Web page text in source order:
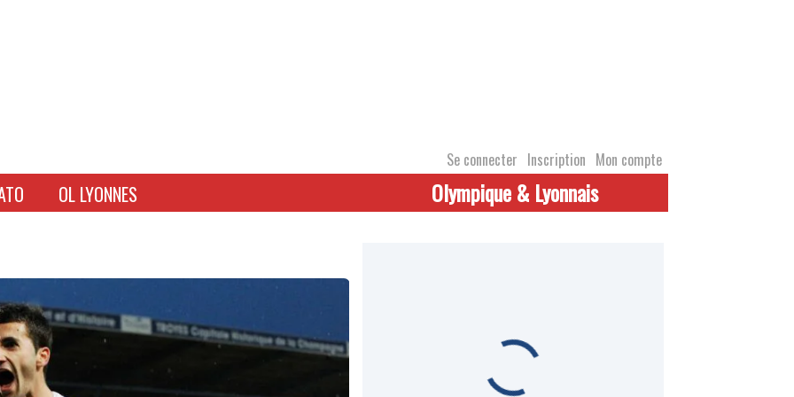
Se connecter Inscription Mon compte
OL LYONNES Olympique & Lyonnais